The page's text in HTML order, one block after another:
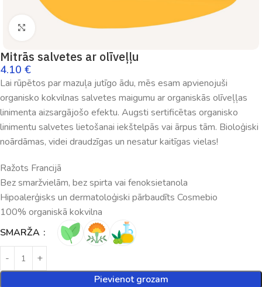
Palielināt
Mitrās salvetes ar olīveļļu
4.10 €
Lai rūpētos par mazuļa jutīgo ādu, mēs esam apvienojuši
organisko kokvilnas salvetes maigumu ar organiskās olīveļļas
linimenta aizsargājošo efektu. Augsti sertificētas organisko
linimentu salvetes lietošanai iekštelpās vai ārpus tām. Bioloģiski
noārdāmas, videi draudzīgas un nesatur kaitīgas vielas!
Ražots Francijā
Bez smaržvielām, bez spirta vai fenoksietanola
Hipoalerģisks un dermatoloģiski pārbaudīts Cosmebio
100% organiskā kokvilna
SMARŽA
Pievienot grozam